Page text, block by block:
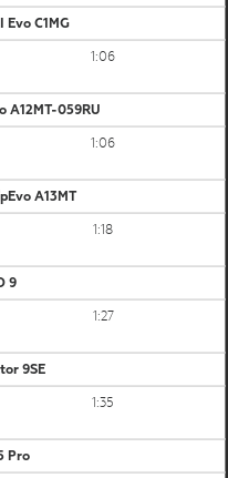
Evo C1MG
1:06
A12MT-059RU
1:06
A13MT
1:18
9
1:27
9SE
1:35
Pro